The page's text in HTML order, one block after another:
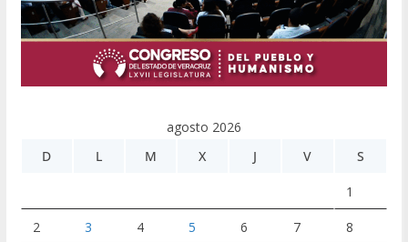
agosto 2026
D
L M X J V S
1
2 3 4 5 6 7 8